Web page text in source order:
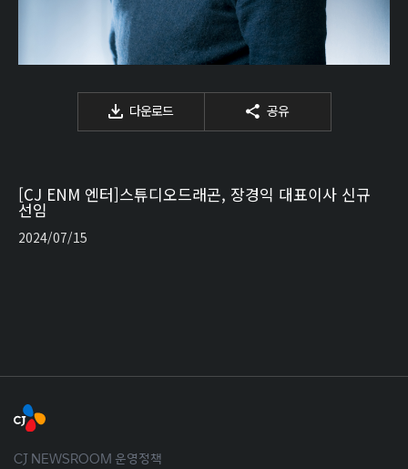
다운로드 공유
[CJ ENM 엔터]스튜디오드래곤, 장경익 대표이사 신규
선임
2024/07/15
CJ NEWSROOM 운영정책